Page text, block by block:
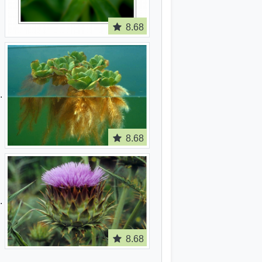
8.68
8.68
8.68